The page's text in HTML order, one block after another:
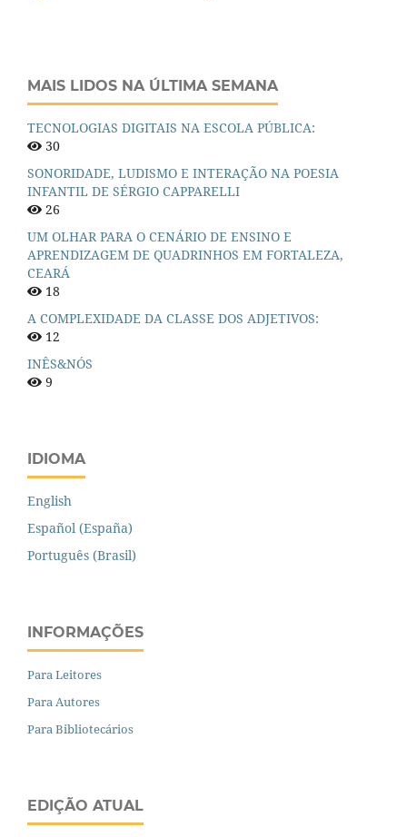
MAIS LIDOS NA ÚLTIMA SEMANA
TECNOLOGIAS DIGITAIS NA ESCOLA PÚBLICA:
30
SONORIDADE, LUDISMO E INTERAÇÃO NA POESIA
INFANTIL DE SÉRGIO CAPPARELLI
26
UM OLHAR PARA O CENÁRIO DE ENSINO E
APRENDIZAGEM DE QUADRINHOS EM FORTALEZA,
CEARÁ
18
A COMPLEXIDADE DA CLASSE DOS ADJETIVOS:
12
INÊS&NÓS
9
IDIOMA
English
Español (España)
Português (Brasil)
INFORMAÇÕES
Para Leitores
Para Autores
Para Bibliotecários
EDIÇÃO ATUAL